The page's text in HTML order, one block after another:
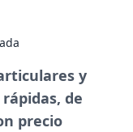
y
de
precio